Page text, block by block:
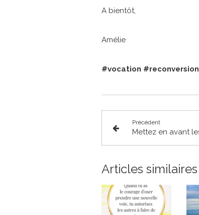
A bientôt,
Amélie
#vocation #reconversion
Précédent
Articles similaires